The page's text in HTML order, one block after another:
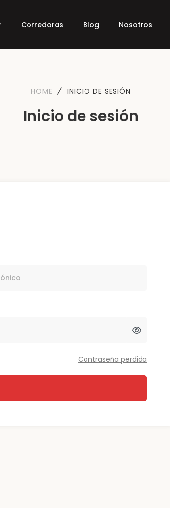
Corredoras Blog Nosotros
HOME INICIO DE SESIÓN
Inicio de sesión
Contraseña perdida